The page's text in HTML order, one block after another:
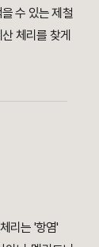
수 있는 제철
체리를 찾게
리는 '항염'